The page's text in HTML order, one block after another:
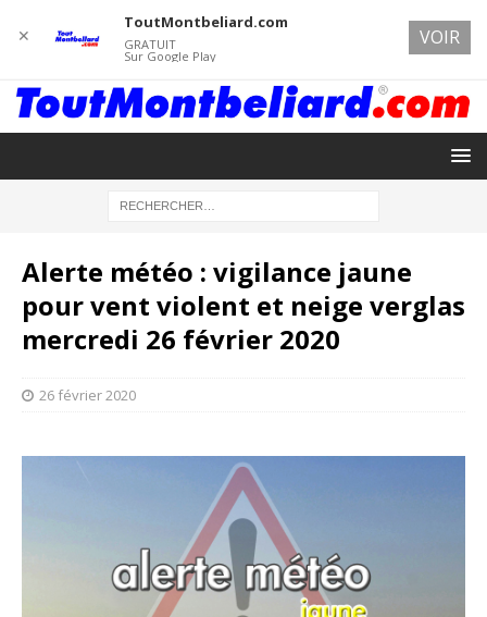
Alerte météo : vigilance jaune
pour vent violent et neige verglas
mercredi 26 février 2020
26 février 2020
✕
ToutMontbeliard.com
GRATUIT
Sur Google Play
VOIR